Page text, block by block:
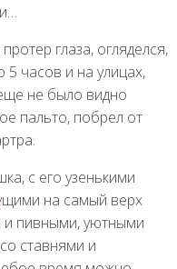
глаза, огляделся,
5 часов и на улицах,
не было видно
пальто, побрел от
с его узенькими
на самый верх
и пивными, уютными
ставнями и